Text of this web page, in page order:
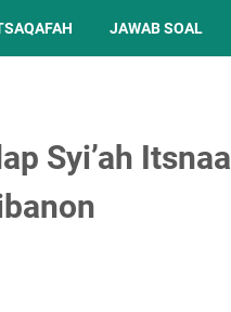
JAWAB SOAL
Syi’ah Itsnaa